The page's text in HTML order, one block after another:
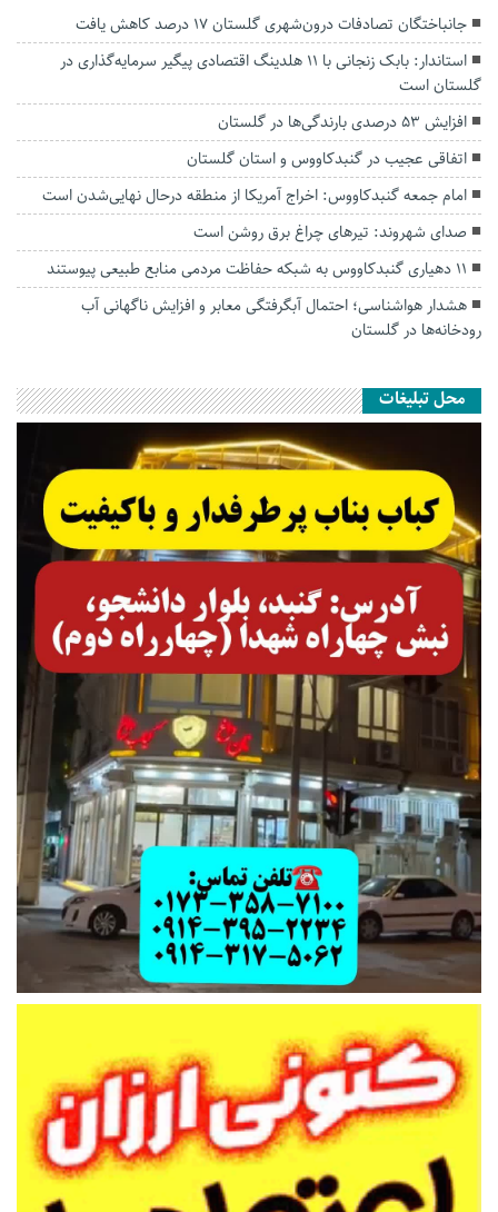
جانباختگان تصادفات درون‌شهری گلستان ۱۷ درصد کاهش یافت
استاندار: بابک زنجانی با ۱۱ هلدینگ اقتصادی پیگیر سرمایه‌گذاری در
گلستان است
افزایش ۵۳ درصدی بارندگی‌ها در گلستان
اتفاقی عجیب در‌ گنبدکاووس و استان گلستان
امام جمعه گنبدکاووس: اخراج آمریکا از منطقه درحال نهایی‌شدن است
صدای شهروند: تیرهای چراغ برق روشن است
۱۱ دهیاری گنبدکاووس به شبکه حفاظت مردمی منابع طبیعی پیوستند
هشدار هواشناسی؛ احتمال آبگرفتگی معابر و افزایش ناگهانی آب
رودخانه‌ها در گلستان
محل تبلیغات